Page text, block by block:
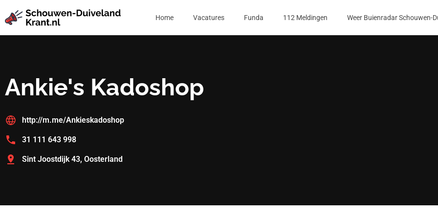
Home Vacatures Funda 112 Meldingen Weer Buienradar Schouwen-
Ankie's Kadoshop
http://m.me/Ankieskadoshop
31 111 643 998
Sint Joostdijk 43, Oosterland